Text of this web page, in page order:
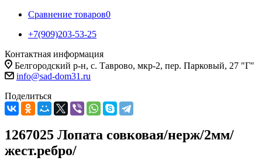
Сравнение товаров0
+7(909)203-53-25
Контактная информация
Белгородский р-н, с. Таврово, мкр-2, пер. Парковый, 27 "Г"
info@sad-dom31.ru
Поделиться
1267025 Лопата совковая/нерж/2мм/
жест.ребро/